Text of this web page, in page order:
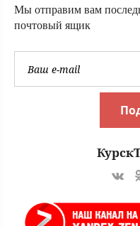
Мы отправим вам
почтовый ящик